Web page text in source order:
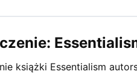
książki Essentialism